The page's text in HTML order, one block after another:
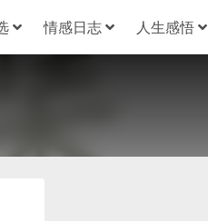
情感日志 人生感悟